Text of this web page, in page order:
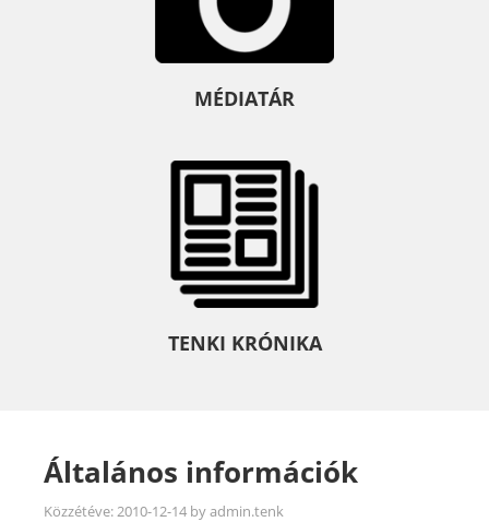
MÉDIATÁR
TENKI KRÓNIKA
Általános információk
Közzétéve:2010-12-14 byadmin.tenk